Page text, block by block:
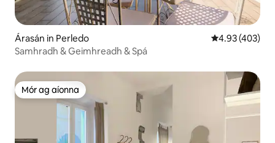
Árasán in Perledo Meánrátáil
4.93 (403)
Samhradh & Geimhreadh & Spá
Mór ag aíonna
Mór ag aíonna